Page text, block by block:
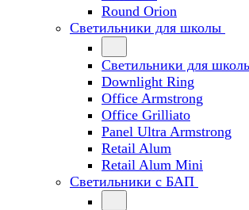
Round Orion
Светильники для школы
Светильники для
Downlight Ring
Office Armstrong
Office Grilliato
Panel Ultra Armstrong
Retail Alum
Retail Alum Mini
Светильники с БАП